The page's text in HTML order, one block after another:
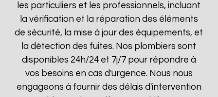
les particuliers et les professionnels, incluant
la vérification et la réparation des éléments
de sécurité, la mise à jour des équipements, et
la détection des fuites. Nos plombiers sont
disponibles 24h/24 et 7j/7 pour répondre à
vos besoins en cas d'urgence. Nous nous
engageons à fournir des délais d'intervention